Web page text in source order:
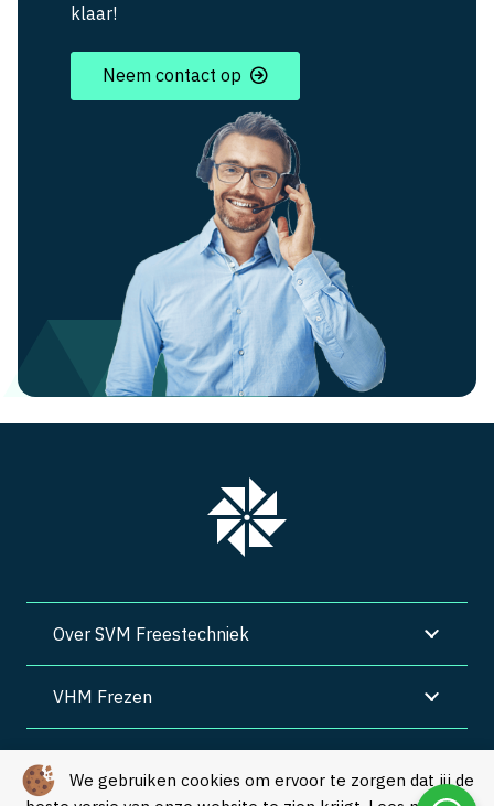
We gebruiken cookies om ervoor te zorgen dat jij de
klaar!
Neem contact op
Over SVM Freestechniek
VHM Frezen